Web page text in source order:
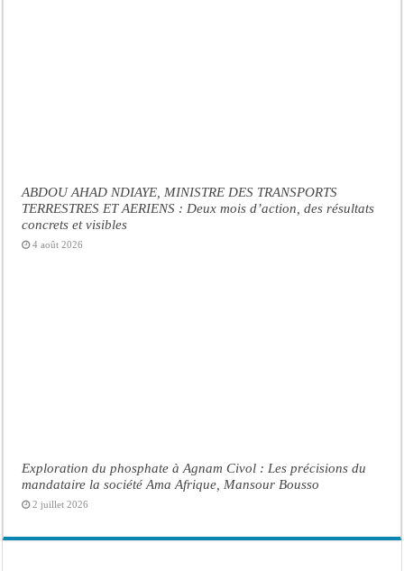
ABDOU AHAD NDIAYE, MINISTRE DES TRANSPORTS
TERRESTRES ET AERIENS : Deux mois d’action, des résultats
concrets et visibles
4 août 2026
Exploration du phosphate à Agnam Civol : Les précisions du
mandataire la société Ama Afrique, Mansour Bousso
2 juillet 2026